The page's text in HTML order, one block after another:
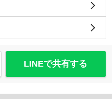
LINEで共有する